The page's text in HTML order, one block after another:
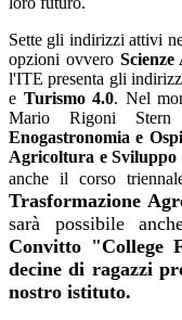
Sette gli indirizzi attivi
opzioni ovvero Scienze
l'ITE presenta gli
e Turismo 4.0. Nel
Mario Rigoni
Enogastronomia e
Agricoltura e Sviluppo
anche il corso
Trasformazione
sarà possibile
Convitto "College
decine di ragazzi
nostro istituto.